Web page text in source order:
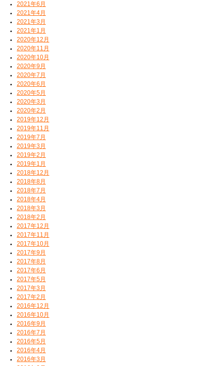
2021年6月
2021年4月
2021年3月
2021年1月
2020年12月
2020年11月
2020年10月
2020年9月
2020年7月
2020年6月
2020年5月
2020年3月
2020年2月
2019年12月
2019年11月
2019年7月
2019年3月
2019年2月
2019年1月
2018年12月
2018年8月
2018年7月
2018年4月
2018年3月
2018年2月
2017年12月
2017年11月
2017年10月
2017年9月
2017年8月
2017年6月
2017年5月
2017年3月
2017年2月
2016年12月
2016年10月
2016年9月
2016年7月
2016年5月
2016年4月
2016年3月